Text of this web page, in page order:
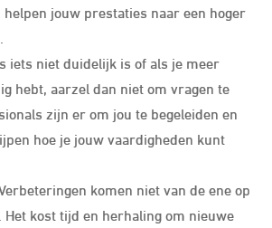
jouw prestaties naar een hoger
iets niet duidelijk is of als je meer
hebt, aarzel dan niet om vragen te
zijn er om jou te begeleiden en
hoe je jouw vaardigheden kunt
komen niet van de ene op
Het kost tijd en herhaling om nieuwe